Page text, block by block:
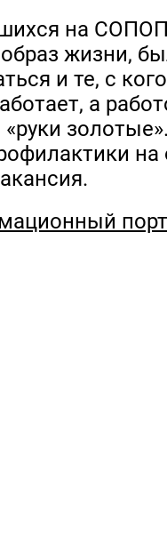
на
жизни,
и те, с
а
«руки